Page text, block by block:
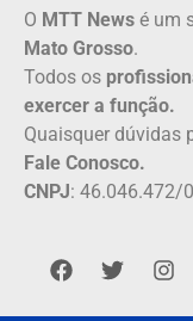
O MTT News é um
Mato Grosso.
Todos os
exercer a função.
Quaisquer dúvidas
Fale Conosco.
CNPJ: 46.046.472/